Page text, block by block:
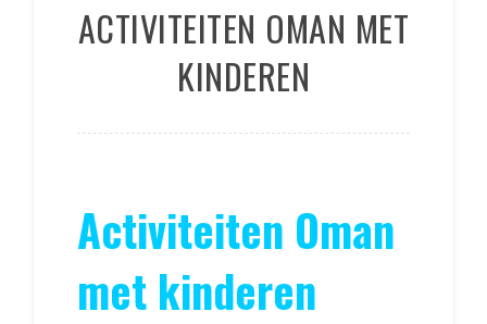
ACTIVITEITEN OMAN MET
KINDEREN
Activiteiten Oman
met kinderen